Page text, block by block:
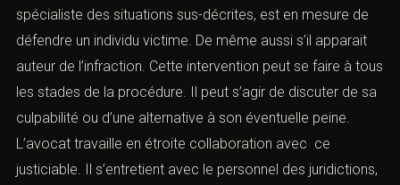
spécialiste des situations sus-décrites, est en mesure de
défendre un individu victime. De même aussi s’il apparait
auteur de l’infraction. Cette intervention peut se faire à tous
les stades de la procédure. Il peut s’agir de discuter de sa
culpabilité ou d’une alternative à son éventuelle peine.
L’avocat travaille en étroite collaboration avec ce
justiciable. Il s’entretient avec le personnel des juridictions,